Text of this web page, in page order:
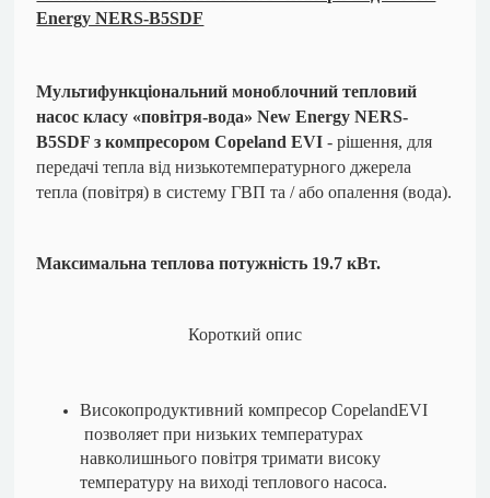
Energy NERS-B5SDF
Мультифункціональний моноблочний тепловий
насос класу «повітря-вода» New Energy NERS-
B5SDF з компресором Copeland EVI - рішення, для
передачі тепла від низькотемпературного джерела
тепла (повітря) в систему ГВП та / або опалення (вода).
Максимальна теплова потужність 19.7 кВт.
Короткий опис
Високопродуктивний компресор CopelandEVI
позволяет при низьких температурах
навколишнього повітря тримати високу
температуру на виході теплового насоса.